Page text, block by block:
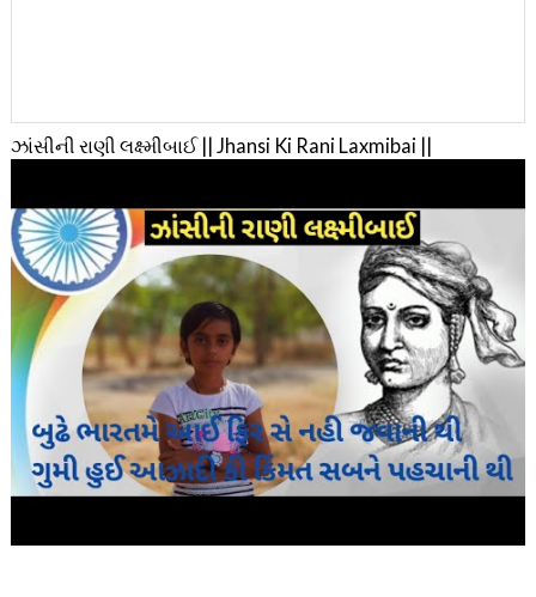
ઝાંસીની રાણી લક્ષ્મીબાઈ || Jhansi Ki Rani Laxmibai ||